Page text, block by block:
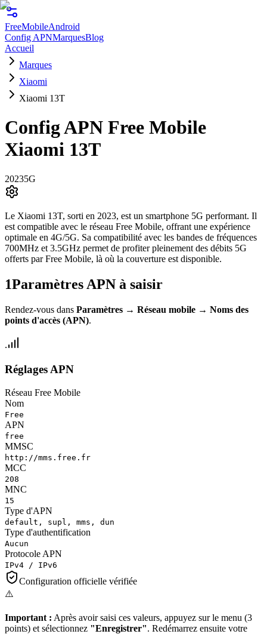
FreeMobileAndroid
Config APNMarquesBlog
Accueil
Marques
Xiaomi
Xiaomi 13T
Config APN Free Mobile
Xiaomi 13T
20235G
Le Xiaomi 13T, sorti en 2023, est un smartphone 5G performant. Il
est compatible avec le réseau Free Mobile, offrant une expérience
optimale en 4G/5G. Sa compatibilité avec les bandes de fréquences
700MHz et 3.5GHz permet de profiter pleinement des débits 5G
offerts par Free Mobile, là où la couverture est disponible.
1Paramètres APN à saisir
Rendez-vous dans Paramètres → Réseau mobile → Noms des
points d'accès (APN).
Réglages APN
Réseau Free Mobile
Nom
Free
APN
free
MMSC
http://mms.free.fr
MCC
208
MNC
15
Type d'APN
default, supl, mms, dun
Type d'authentification
Aucun
Protocole APN
IPv4 / IPv6
Configuration officielle vérifiée
⚠️
Important : Après avoir saisi ces valeurs, appuyez sur le menu (3
points) et sélectionnez "Enregistrer". Redémarrez ensuite votre